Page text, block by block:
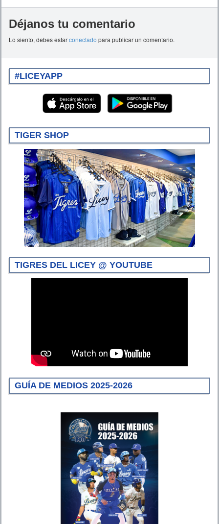
Déjanos tu comentario
Lo siento, debes estarconectado para publicar un comentario.
#LICEYAPP
TIGER SHOP
TIGRES DEL LICEY @ YOUTUBE
GUÍA DE MEDIOS 2025-2026